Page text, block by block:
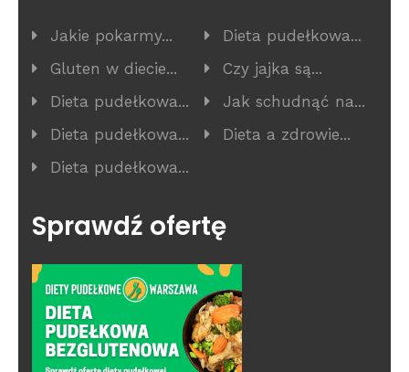
Jakie pokarmy...
Dieta pudełkowa...
Gluten w diecie...
Czy jajka są...
Dieta pudełkowa...
Jak schudnąć na...
Dieta pudełkowa...
Dieta a zdrowie...
Dieta pudełkowa...
Sprawdź ofertę